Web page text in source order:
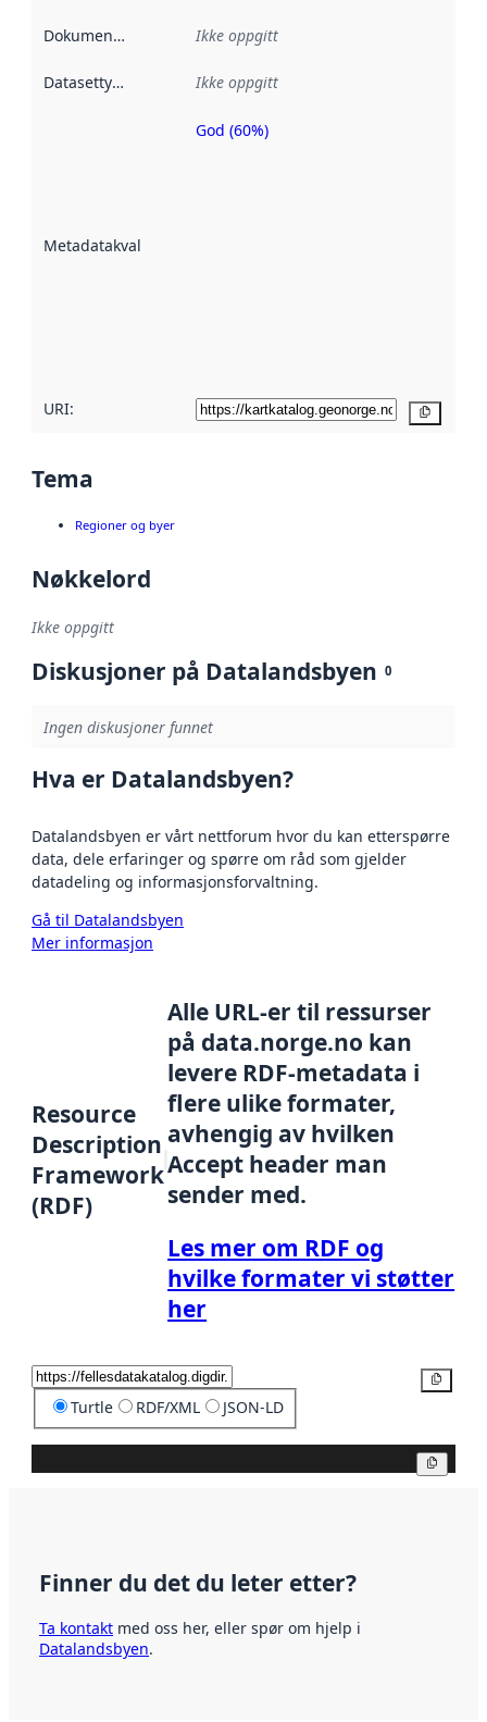
Dokumentasjon Ikke oppgitt
Datasettype Ikke oppgitt
Metadatakvalitet
Metadatakvalitet
God (60%)
URI:
Tema
Regioner og byer
Nøkkelord
Ikke oppgitt
Diskusjoner på Datalandsbyen 0
Ingen diskusjoner funnet
Hva er Datalandsbyen?
Datalandsbyen er vårt nettforum hvor du kan etterspørre
data, dele erfaringer og spørre om råd som gjelder
datadeling og informasjonsforvaltning.
Gå til Datalandsbyen
Mer informasjon
Resource
Description
Framework
(RDF)
Alle URL-er til ressurser
på data.norge.no kan
levere RDF-metadata i
flere ulike formater,
avhengig av hvilken
Accept header man
sender med.
Les mer om RDF og
hvilke formater vi støtter
her
Turtle RDF/XML JSON-LD
Finner du det du leter etter?
Ta kontakt med oss her, eller spør om hjelp i
Datalandsbyen.